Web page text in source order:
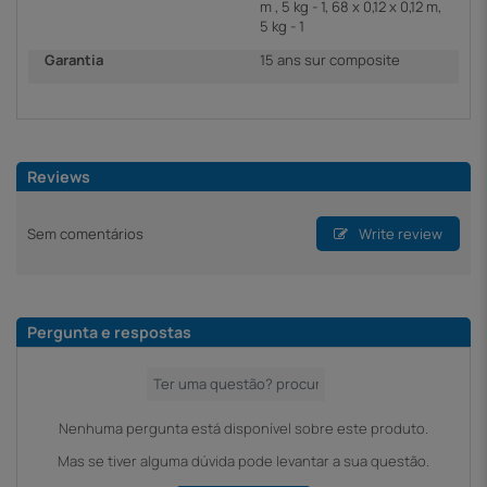
m , 5 kg - 1, 68 x 0,12 x 0,12 m,
5 kg - 1
Garantia
15 ans sur composite
Reviews
Sem comentários Write review
Pergunta e respostas
Nenhuma pergunta está disponível sobre este produto.
Mas se tiver alguma dúvida pode levantar a sua questão.